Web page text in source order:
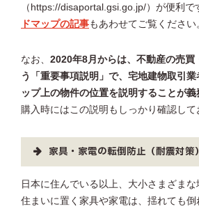
（https://disaportal.gsi.go.jp/）が便利で
ドマップの記事もあわせてご覧ください
なお、 2020年8月からは、不動産の売買
う「重要事項説明」で、宅地建物取引
ップ上の物件の位置を説明することが義
購入時にはこの説明もしっかり確認して
家具・家電の転倒防止（耐震対策
日本に住んでいる以上、大小さまざまな
住まいに置く家具や家電は、揺れても倒